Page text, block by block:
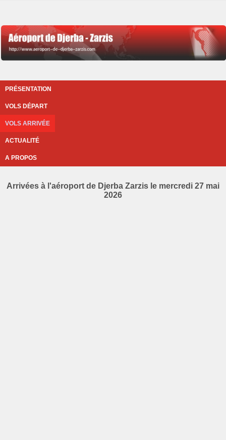
PRÉSENTATION
VOLS DÉPART
VOLS ARRIVÉE
ACTUALITÉ
A PROPOS
Arrivées à l'aéroport de Djerba Zarzis le mercredi 27 mai
2026